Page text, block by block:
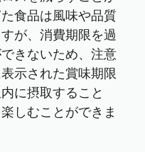
食品は風味や品質
が、消費期限を過
きないため、注意
示された賞味期限
に摂取すること
しむことができま